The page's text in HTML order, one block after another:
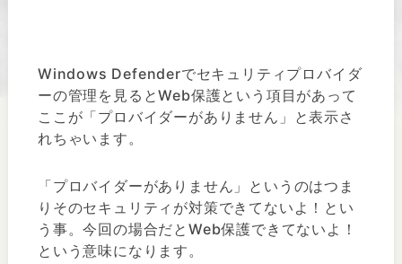
Windows Defenderでセキュリティプロバイダ
ーの管理を見るとWeb保護という項目があって
ここが「プロバイダーがありません」と表示さ
れちゃいます。
「プロバイダーがありません」というのはつま
りそのセキュリティが対策できてないよ！とい
う事。今回の場合だとWeb保護できてないよ！
という意味になります。